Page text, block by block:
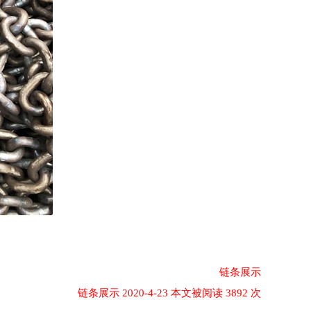
链条展示
链条展示 2020-4-23 本文被阅读 3892 次